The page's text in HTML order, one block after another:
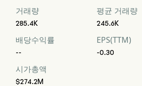
거래량
285.4K
평균 거래량
245.6K
배당수익률
--
EPS(TTM)
-0.30
시가총액
$274.2M